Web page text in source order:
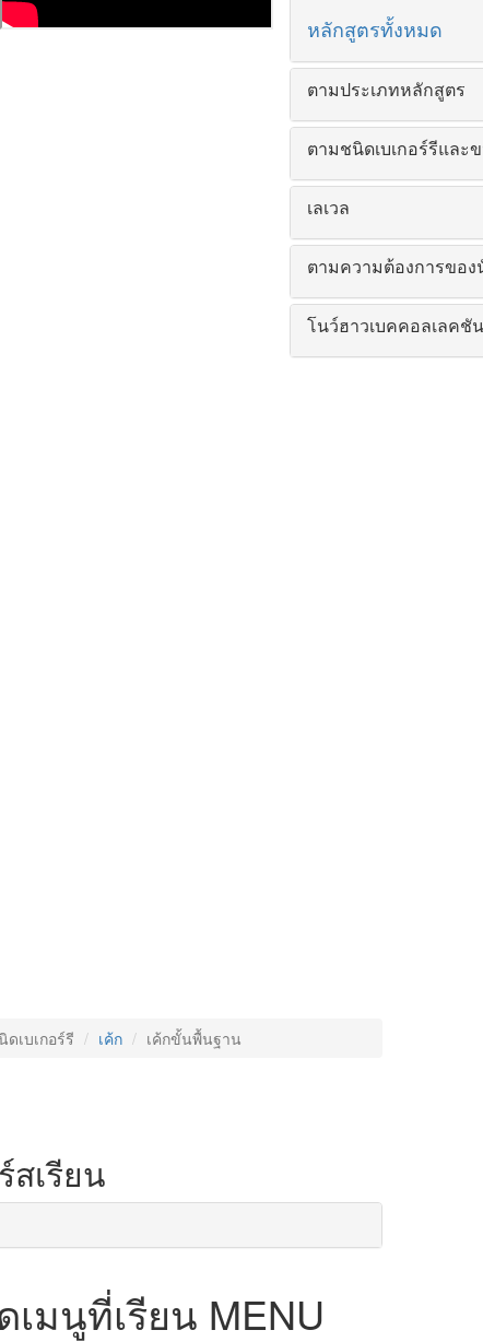
หลักสูตรทั้งหมด
ตามประเภทหลักสูตร
ตามชนิดเบเกอร์รีและ
เลเวล
ตามความต้องการของ
โนว์ฮาวเบคคอลเลคชัน
ดเบเกอร์รี
เค้ก เค้กขั้นพื้นฐาน
สเรียน
เมนูที่เรียน MENU